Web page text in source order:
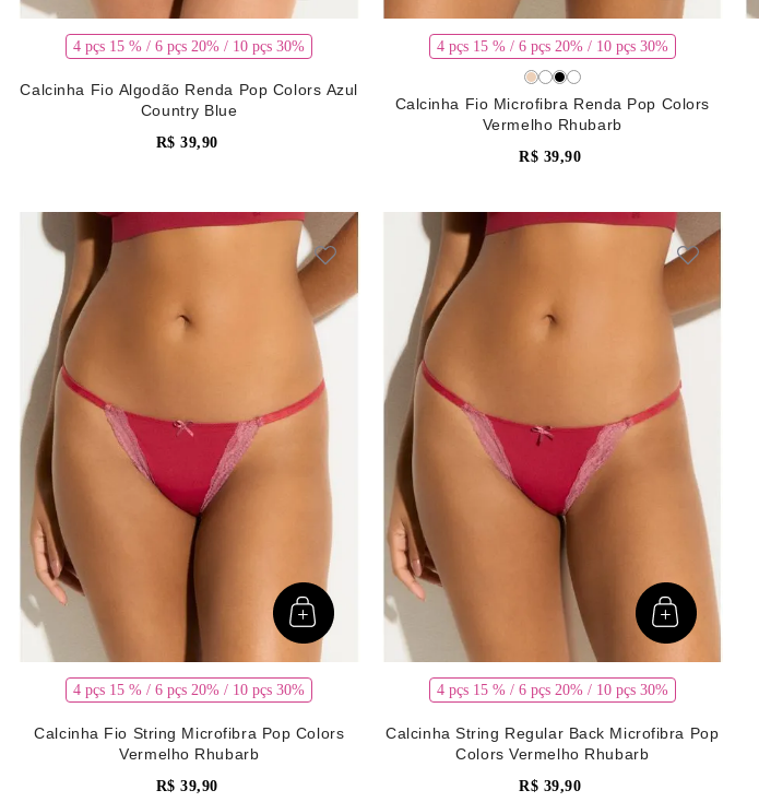
4 pçs 15 % / 6 pçs 20% / 10 pçs 30%
Calcinha Fio Algodão Renda Pop Colors Azul
Country Blue
R$ 39,90
4 pçs 15 % / 6 pçs 20% / 10 pçs 30%
Calcinha Fio Microfibra Renda Pop Colors
Vermelho Rhubarb
R$ 39,90
4 pçs 15 % / 6 pçs 20% / 10 pçs 30%
Calcinha Fio String Microfibra Pop Colors
Vermelho Rhubarb
R$ 39,90
4 pçs 15 % / 6 pçs 20% / 10 pçs 30%
Calcinha String Regular Back Microfibra Pop
Colors Vermelho Rhubarb
R$ 39,90